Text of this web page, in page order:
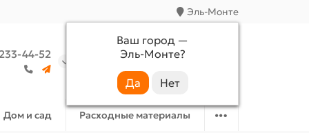
Эль-Монте
Ваш город —
Эль-Монте?
44-52
Аккаунт Избранное
Дом и сад Расходные материалы